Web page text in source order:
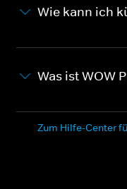
Wie kann ich
Was ist WOW
Zum Hilfe-Center